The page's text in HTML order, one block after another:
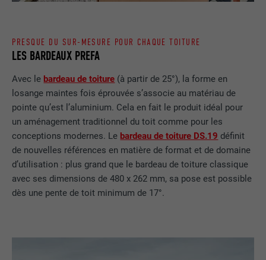
LES BARDEAUX PREFA
PRESQUE DU SUR-MESURE POUR CHAQUE TOITURE
Avec le bardeau de toiture (à partir de 25°), la forme en
losange maintes fois éprouvée s’associe au matériau de
pointe qu’est l’aluminium. Cela en fait le produit idéal pour
un aménagement traditionnel du toit comme pour les
conceptions modernes. Le bardeau de toiture DS.19 définit
de nouvelles références en matière de format et de domaine
d’utilisation : plus grand que le bardeau de toiture classique
avec ses dimensions de 480 x 262 mm, sa pose est possible
dès une pente de toit minimum de 17°.
NOM _fbp
FOURNISSEUR Facebook
EXPIRATION
UTILITÉ
Est utilisé par Facebook pour afficher
une série de produits publicitaires, par
exemple des offres en temps réel
d'annonceurs tiers.